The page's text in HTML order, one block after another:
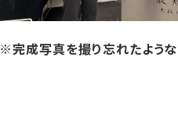
※完成写真を撮り忘れたような